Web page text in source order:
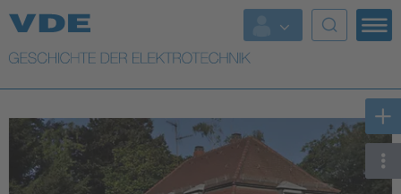
Top Themen
Weitere Themen